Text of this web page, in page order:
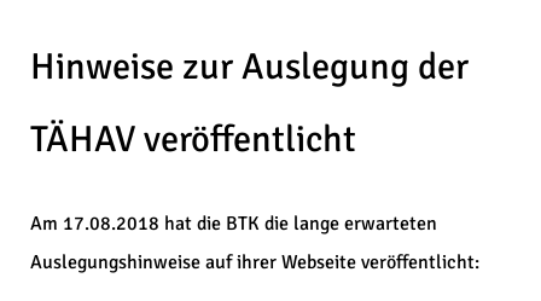
Hinweise zur Auslegung der
TÄHAV veröffentlicht
Am 17.08.2018 hat die BTK die lange erwarteten
Auslegungshinweise auf ihrer Webseite veröffentlicht: